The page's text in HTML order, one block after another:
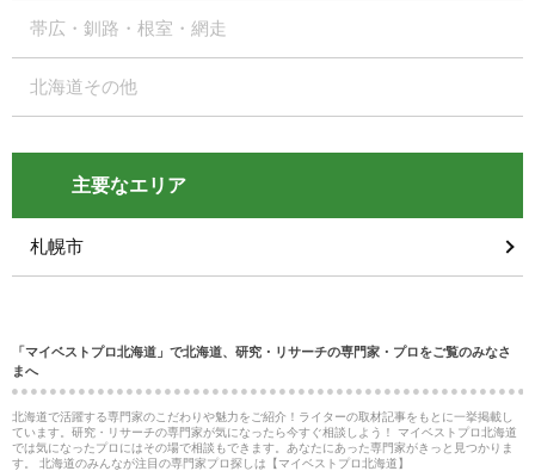
帯広・釧路・根室・網走
北海道その他
主要なエリア
札幌市
「マイベストプロ北海道」で北海道、研究・リサーチの専門家・プロをご覧のみなさ
まへ
北海道で活躍する専門家のこだわりや魅力をご紹介！ライターの取材記事をもとに一挙掲載し
ています。研究・リサーチの専門家が気になったら今すぐ相談しよう！ マイベストプロ北海道
では気になったプロにはその場で相談もできます。あなたにあった専門家がきっと見つかりま
す。 北海道のみんなが注目の専門家プロ探しは【マイベストプロ北海道】